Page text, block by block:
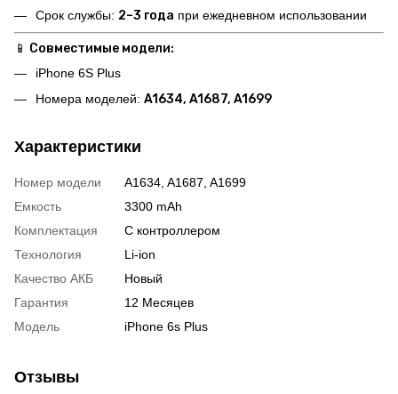
Срок службы: 2–3 года при ежедневном использовании
📱 Совместимые модели:
iPhone 6S Plus
Номера моделей: A1634, A1687, A1699
Характеристики
Номер модели
A1634, A1687, A1699
Емкость
3300 mAh
Комплектация
С контроллером
Технология
Li-ion
Качество АКБ
Новый
Гарантия
12 Месяцев
Модель
iPhone 6s Plus
Отзывы